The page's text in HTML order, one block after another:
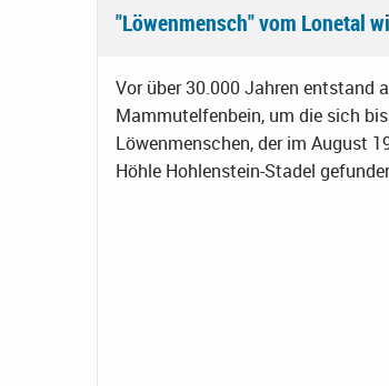
"Löwenmensch" vom Lonetal
Vor über 30.000 Jahren entstand
Mammutelfenbein, um die sich
Löwenmenschen, der im August
Höhle Hohlenstein-Stadel